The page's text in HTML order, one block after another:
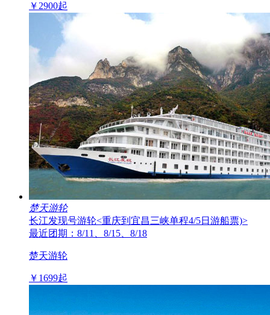
￥ 2900起
楚天游轮
长江发现号游轮<重庆到宜昌三峡单程4/5日游船票)>
最近团期：8/11、8/15、8/18
楚天游轮
￥ 1699起